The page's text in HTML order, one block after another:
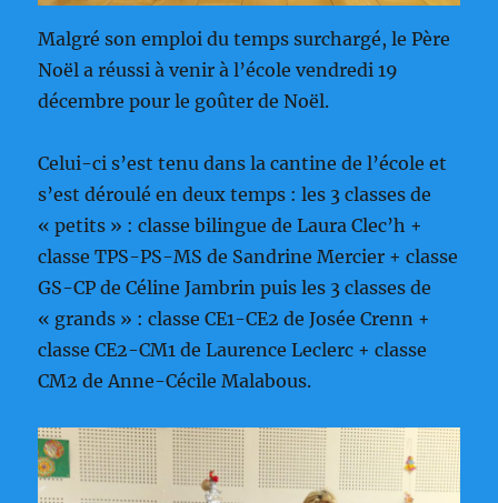
Malgré son emploi du temps surchargé, le Père
Noël a réussi à venir à l’école vendredi 19
décembre pour le goûter de Noël.
Celui-ci s’est tenu dans la cantine de l’école et
s’est déroulé en deux temps : les 3 classes de
« petits » : classe bilingue de Laura Clec’h +
classe TPS-PS-MS de Sandrine Mercier + classe
GS-CP de Céline Jambrin puis les 3 classes de
« grands » : classe CE1-CE2 de Josée Crenn +
classe CE2-CM1 de Laurence Leclerc + classe
CM2 de Anne-Cécile Malabous.